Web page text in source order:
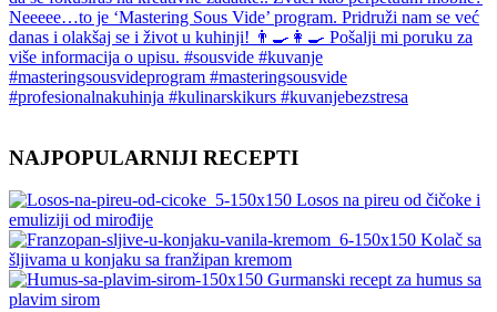
NAJPOPULARNIJI RECEPTI
Losos na pireu od čičoke i
emuliziji od mirođije
Kolač sa
šljivama u konjaku sa franžipan kremom
Gurmanski recept za humus sa
plavim sirom